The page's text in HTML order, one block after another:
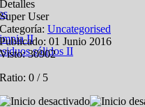
II
sólidos II
Detalles
Super User
Categoría: Uncategorised
Publicado: 01 Junio 2016
Visto: 30902
Ratio: 0 / 5